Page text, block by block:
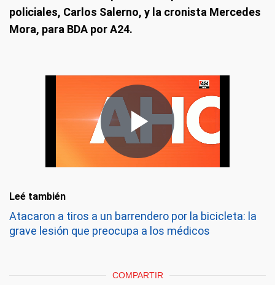
policiales, Carlos Salerno, y la cronista Mercedes
Mora, para BDA por A24.
Leé también
Atacaron a tiros a un barrendero por la bicicleta: la
grave lesión que preocupa a los médicos
COMPARTIR